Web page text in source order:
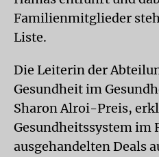
Familienmitglieder
Liste.
Die Leiterin der
Gesundheit im
Sharon Alroi-Preis,
Gesundheitssystem im
ausgehandelten Deals